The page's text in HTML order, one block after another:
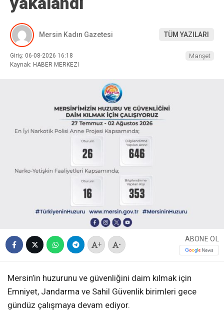
Mersin Kadın Gazetesi TÜM YAZILARI
Giriş: 06-08-2026 16:18
Kaynak: HABER MERKEZI
Manşet
+ -
ABONE OL
Mersin’in huzurunu ve güvenliğini daim kılmak için
Emniyet, Jandarma ve Sahil Güvenlik birimleri gece
gündüz çalışmaya devam ediyor.